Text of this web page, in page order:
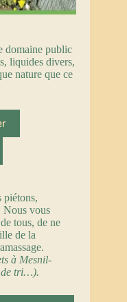
domaine public
liquides divers,
nature que ce
piétons,
Nous vous
tous, de ne
de la
à Mesnil-
de tri…).